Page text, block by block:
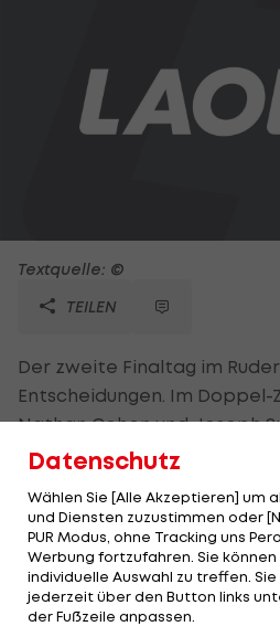
Textquelle: ©
TEILEN
Der zweite Finaltag im
Entscheidungen. Im
Nathan Cohen und Joseph
Doppel-Weltmeister aus
noch ab. Im
setzt sich das Boot aus
Gastgeber Großbritannien
Damen feiert das US-Boot
Dahinter landen Kanada
Datenschutz
Wählen Sie [Alle Akzeptieren] um
und Diensten zuzustimmen oder
PUR Modus, ohne Tracking uns
Werbung fortzufahren. Sie
individuelle Auswahl zu treffen.
jederzeit über den Button links
der Fußzeile anpassen.